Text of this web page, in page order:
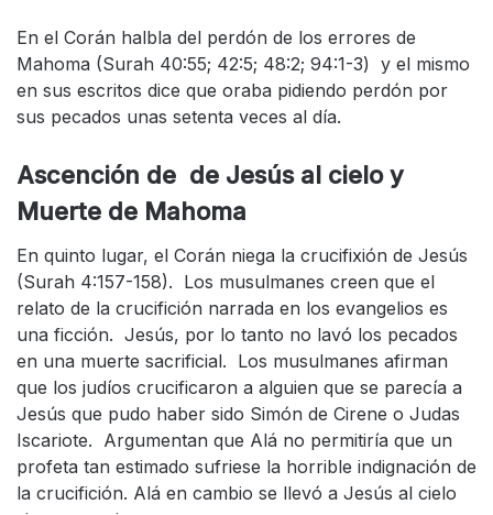
En el Corán halbla del perdón de los errores de
Mahoma (Surah 40:55; 42:5; 48:2; 94:1-3) y el mismo
en sus escritos dice que oraba pidiendo perdón por
sus pecados unas setenta veces al día.
Ascención de de Jesús al cielo y
Muerte de Mahoma
En quinto lugar, el Corán niega la crucifixión de Jesús
(Surah 4:157-158). Los musulmanes creen que el
relato de la crucifición narrada en los evangelios es
una ficción. Jesús, por lo tanto no lavó los pecados
en una muerte sacrificial. Los musulmanes afirman
que los judíos crucificaron a alguien que se parecía a
Jesús que pudo haber sido Simón de Cirene o Judas
Iscariote. Argumentan que Alá no permitiría que un
profeta tan estimado sufriese la horrible indignación de
la crucifición. Alá en cambio se llevó a Jesús al cielo